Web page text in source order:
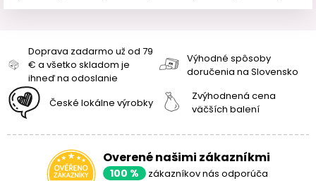
Doprava zadarmo už od 79
€ a všetko skladom je
ihneď na odoslanie
Výhodné spôsoby
doručenia na Slovensko
České lokálne výrobky
Zvýhodnená cena
väčších balení
Overené našimi zákazníkmi
100 % zákazníkov nás odporúča